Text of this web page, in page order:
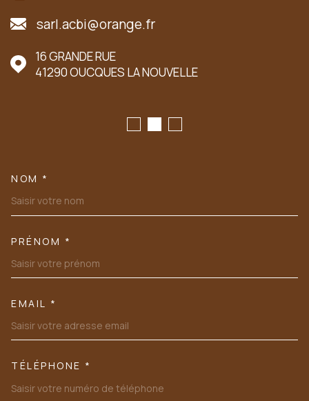
sarl.acbi@orange.fr
16 GRANDE RUE
41290 OUCQUES LA NOUVELLE
NOM *
PRÉNOM *
EMAIL *
TÉLÉPHONE *